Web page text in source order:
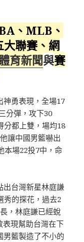
、MLB、
大聯賽、網
育新聞與賽
神勇表現，全場17
分彈，攻下30
分都上雙，場均18
讓中國男籃嚇出
本場22投7中，命
出台灣新星林庭謙
秀的探花，過去2
，林庭謙已經蛻
表現幫助台灣在下
男籃製造了不小的